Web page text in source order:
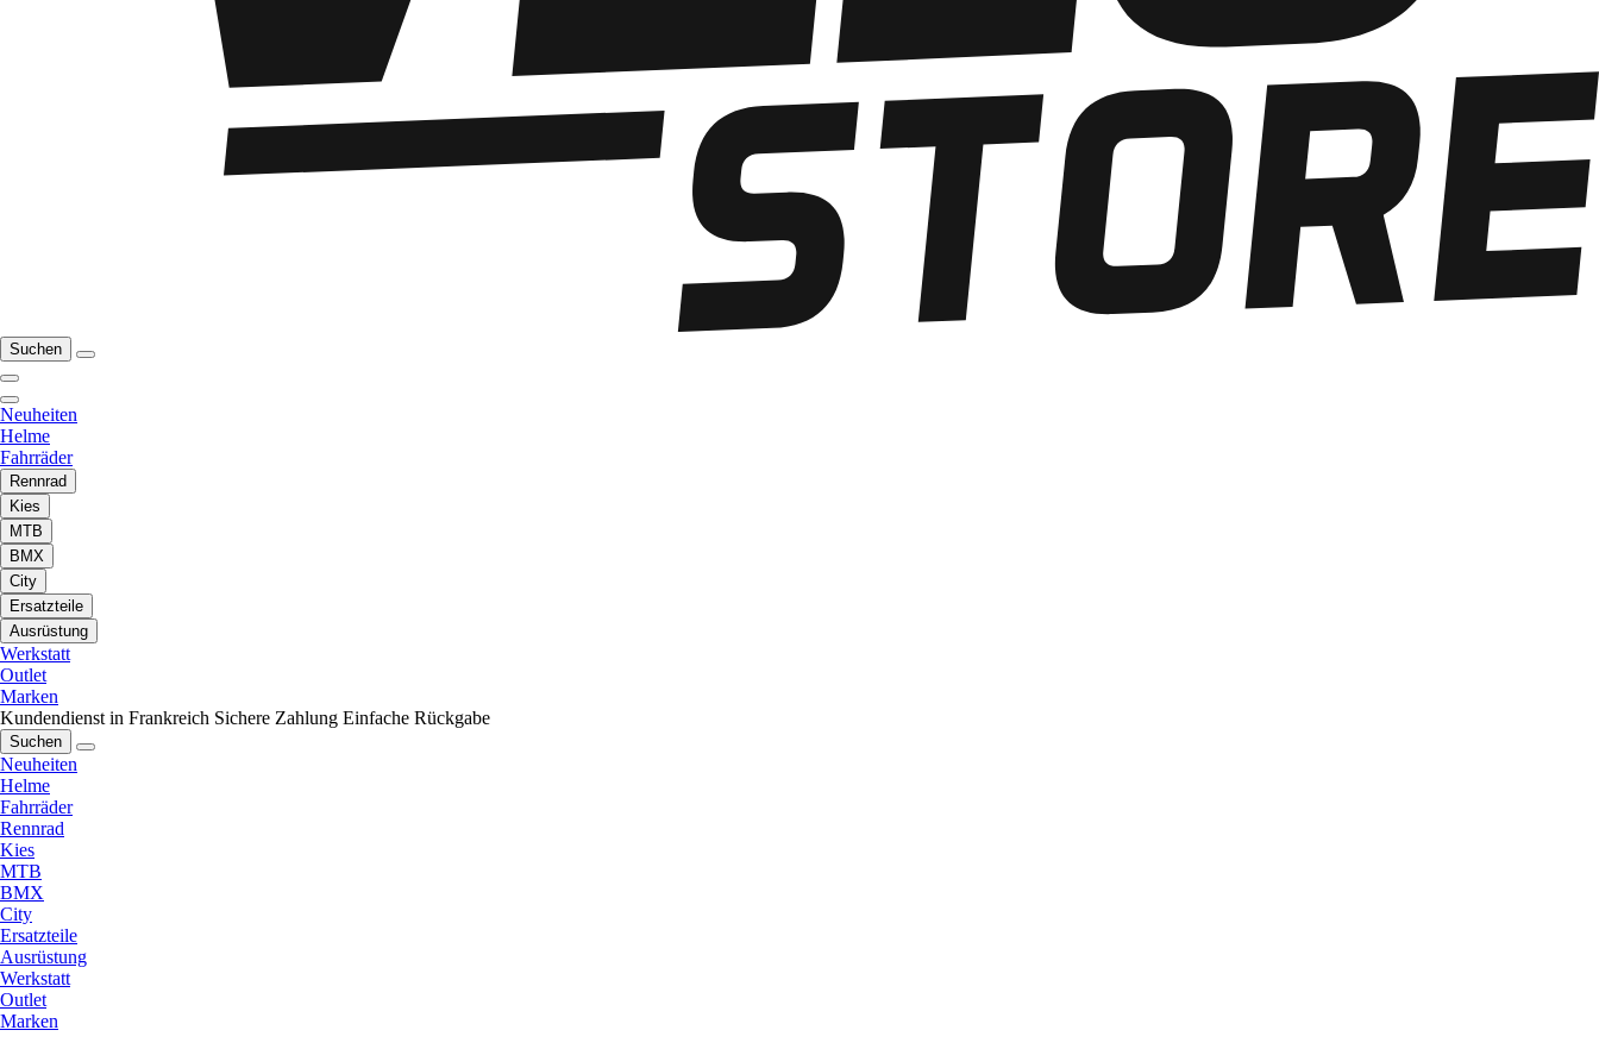
Suchen
Neuheiten
Helme
Fahrräder
Rennrad
Kies
MTB
BMX
City
Ersatzteile
Ausrüstung
Werkstatt
Outlet
Marken
Kundendienst in Frankreich Sichere Zahlung Einfache Rückgabe
Suchen
Neuheiten
Helme
Fahrräder
Rennrad
Kies
MTB
BMX
City
Ersatzteile
Ausrüstung
Werkstatt
Outlet
Marken